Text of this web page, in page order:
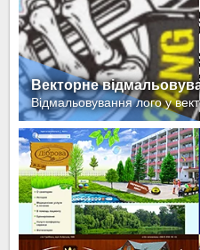
Векторне
Відмальовування лого у